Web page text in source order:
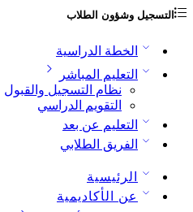
التسجيل وشؤون الطلاب
الخطة الدراسية
التعليم المباشر
نظام التسجيل والقبول
التقويم الدراسي
التعليم عن بعد
الفريق الطلابي
الرئيسية
عن الأكاديمية